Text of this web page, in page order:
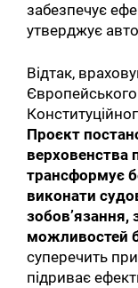
забезпечує
утверджує
Відтак,
Проєкт
верховенства
трансформує
виконати
зобов’язання,
можливостей
суперечить
підриває